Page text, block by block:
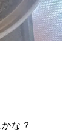
な？